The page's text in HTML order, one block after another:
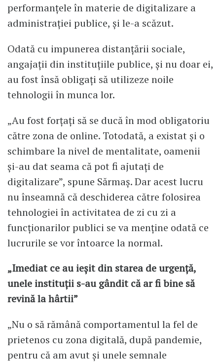
performanțele în materie de digitalizare a
administrației publice, și le-a scăzut.
Odată cu impunerea distanțării sociale,
angajații din instituțiile publice, și nu doar ei,
au fost însă obligați să utilizeze noile
tehnologii în munca lor.
„Au fost forțați să se ducă în mod obligatoriu
către zona de online. Totodată, a existat și o
schimbare la nivel de mentalitate, oamenii
și-au dat seama că pot fi ajutați de
digitalizare”, spune Sărmaș. Dar acest lucru
nu înseamnă că deschiderea către folosirea
tehnologiei în activitatea de zi cu zi a
funcționarilor publici se va menține odată ce
lucrurile se vor întoarce la normal.
„Imediat ce au ieșit din starea de urgență,
unele instituții s-au gândit că ar fi bine să
revină la hârtii”
„Nu o să rămână comportamentul la fel de
prietenos cu zona digitală, după pandemie,
pentru că am avut și unele semnale